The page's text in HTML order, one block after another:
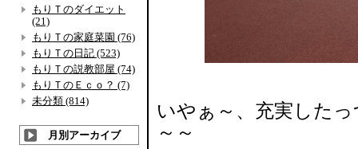
いやぁ～、充実した
～～
もりＴのダイエット
(21)
もりＴの家庭菜園 (76)
もりＴの日記 (523)
もりＴの説教部屋 (74)
もりＴのＥｃｏ？ (7)
未分類 (814)
月別アーカイブ